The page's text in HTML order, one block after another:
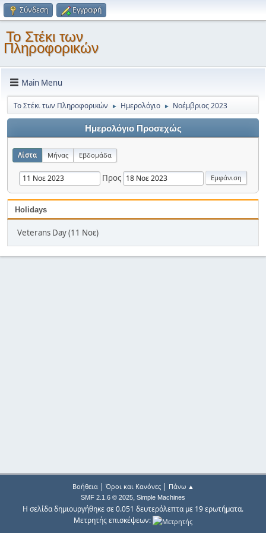
Σύνδεση Εγγραφή
Το Στέκι των
Πληροφορικών
Main Menu
Το Στέκι των Πληροφορικών ► Ημερολόγιο ► Νοέμβριος 2023
Ημερολόγιο Προσεχώς
Λίστα Μήνας Εβδομάδα
Προς
Holidays
Veterans Day (11 Νοε)
Βοήθεια| Όροι και Κανόνες| Πάνω ▲
SMF 2.1.6 © 2025, Simple Machines
Η σελίδα δημιουργήθηκε σε 0.051 δευτερόλεπτα με 19 ερωτήματα.
Μετρητής επισκέψεων: